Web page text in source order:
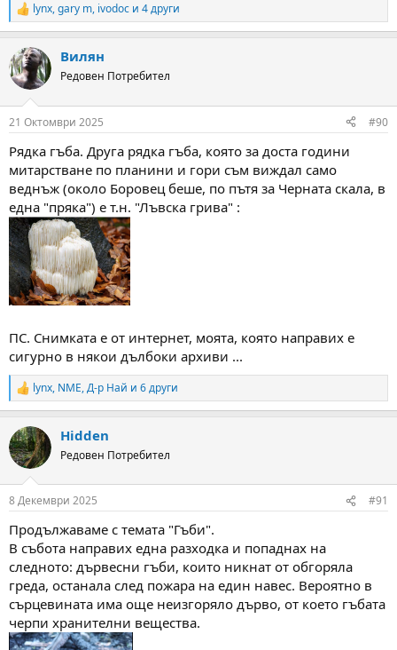
R
e
c
t
i
s
lynx,gary m, ivodoc и 4 други
Вилян
Редовен Потребител
21 Октомври 2025 #90
Рядка гъба. Друга рядка гъба, която за доста години
митарстване по планини и гори съм виждал само
веднъж (около Боровец беше, по пътя за Черната скала, в
една "пряка") е т.н. "Лъвска грива" :
ПС. Снимката е от интернет, моята, която направих е
сигурно в някои дълбоки архиви ...
R
e
c
t
i
s
lynx, NME,Д-р Най и 6 други
Hidden
Редовен Потребител
8 Декември 2025 #91
Продължаваме с темата "Гъби".
В събота направих една разходка и попаднах на
следното: дървесни гъби, които никнат от обгоряла
греда, останала след пожара на един навес. Вероятно в
сърцевината има още неизгоряло дърво, от което гъбата
черпи хранителни вещества.